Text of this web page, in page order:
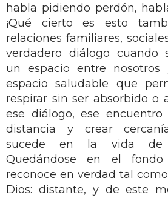
habla pidiendo perdón,
¡Qué cierto es esto
relaciones familiares,
verdadero diálogo cuando
un espacio entre
espacio saludable que
respirar sin ser absorbido o
ese diálogo, ese
distancia y crear
sucede en la vida de
Quedándose en el
reconoce en verdad tal
Dios: distante, y de este